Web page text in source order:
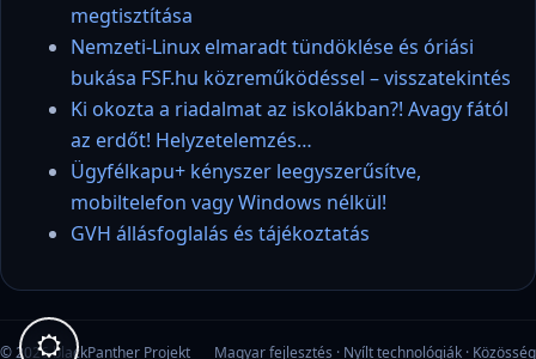
megtisztítása
Nemzeti-Linux elmaradt tündöklése és óriási
bukása FSF.hu közreműködéssel – visszatekintés
Ki okozta a riadalmat az iskolákban?! Avagy fától
az erdőt! Helyzetelemzés…
Ügyfélkapu+ kényszer leegyszerűsítve,
mobiltelefon vagy Windows nélkül!
GVH állásfoglalás és tájékoztatás
© 2026 blackPanther Projekt Magyar fejlesztés · Nyílt technológiák · Közösség